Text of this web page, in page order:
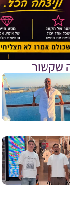
שקשור